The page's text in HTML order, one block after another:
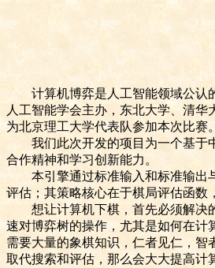
计算机博弈是人工智能领域公认的
人工智能学会主办，东北大学、清
为北京理工大学代表队参加本次比赛
我们此次开发的项目为一个基于
合作精神和学习创新能力。
本引擎通过标准输入和标准输出
评估；其策略核心在于棋局评估函数
想让计算机下棋，首先必须解决的
速对博弈树的操作，尤其是如何在计
需要大量的象棋知识，仁者见仁，智
取代搜索和评估，那么会大大提高计